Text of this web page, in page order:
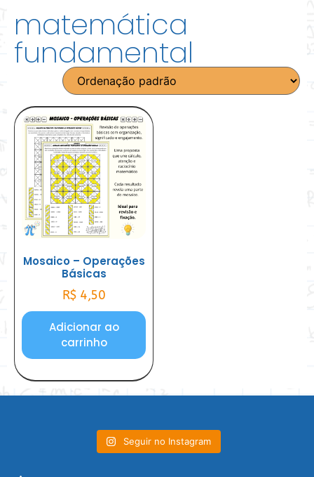
matemática
fundamental
Mosaico – Operações
Básicas
R$ 4,50
Adicionar ao
carrinho
Seguir no Instagram